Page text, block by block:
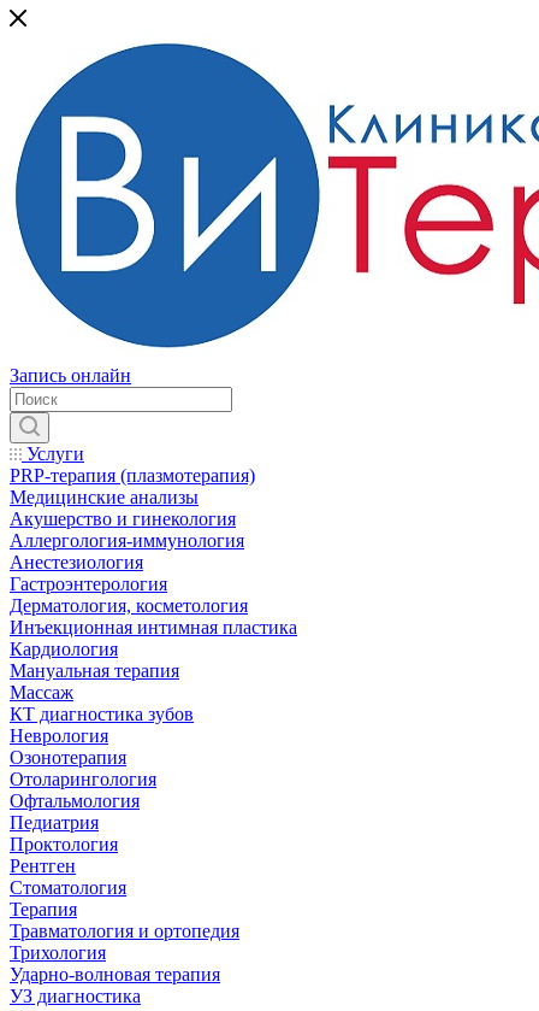
Запись онлайн
Услуги
PRP-терапия (плазмотерапия)
Медицинские анализы
Акушерство и гинекология
Аллергология-иммунология
Анестезиология
Гастроэнтерология
Дерматология, косметология
Инъекционная интимная пластика
Кардиология
Мануальная терапия
Массаж
КТ диагностика зубов
Неврология
Озонотерапия
Отоларингология
Офтальмология
Педиатрия
Проктология
Рентген
Стоматология
Терапия
Травматология и ортопедия
Трихология
Ударно-волновая терапия
УЗ диагностика